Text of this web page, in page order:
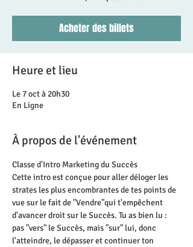
Acheter des billets
Heure et lieu
Le 7 oct à 20h30
En Ligne
À propos de l'événement
Classe d'Intro Marketing du Succès
Cette intro est conçue pour aller déloger les
strates les plus encombrantes de tes points de
vue sur le fait de "Vendre"qui t'empêchent
d'avancer droit sur le Succès. Tu as bien lu :
pas "vers" le Succès, mais "sur" lui, donc
l'atteindre, le dépasser et continuer ton